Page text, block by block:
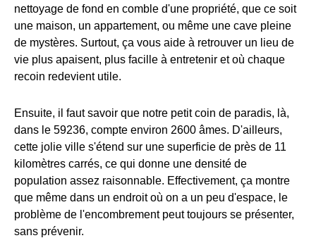
nettoyage de fond en comble d'une propriété, que ce soit
une maison, un appartement, ou même une cave pleine
de mystères. Surtout, ça vous aide à retrouver un lieu de
vie plus apaisent, plus facille à entretenir et où chaque
recoin redevient utile.
Ensuite, il faut savoir que notre petit coin de paradis, là,
dans le 59236, compte environ 2600 âmes. D'ailleurs,
cette jolie ville s'étend sur une superficie de près de 11
kilomètres carrés, ce qui donne une densité de
population assez raisonnable. Effectivement, ça montre
que même dans un endroit où on a un peu d'espace, le
problème de l'encombrement peut toujours se présenter,
sans prévenir.